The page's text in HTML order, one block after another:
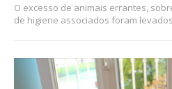
O excesso de animais errantes,
de higiene associados foram